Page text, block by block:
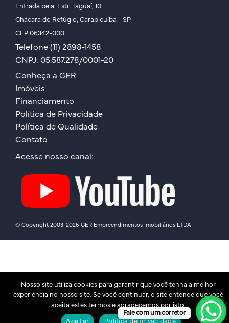
Entrada pela: Estr. Taguaí, 10
Chácara do Refúgio, Carapicuíba - SP
CEP 06342-000
Telefone (11) 2898-1458
CNPJ: 05.587.278/0001-20
Conheça a GER
Imóveis
Financiamento
Política de Privacidade
Política de Qualidade
Contato
Acesse nosso canal:
© Copyright 2003-2026 GER Empreendimentos Imobiliários LTDA
Fale com um corretor
Nosso site utiliza cookies para garantir que você tenha a melhor
experiência no nosso site. Se você continuar, o site entende que você
aceita estes termos e agradecemos por isto.
Aceitar Política de privacidade